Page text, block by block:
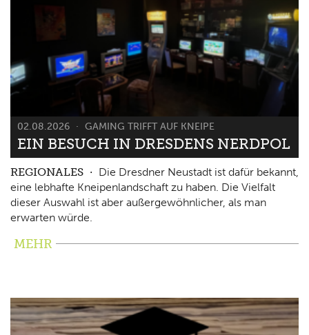
02.08.2026 GAMING TRIFFT AUF KNEIPE
EIN BESUCH IN DRESDENS NERDPOL
REGIONALES
Die Dresdner Neustadt ist dafür bekannt,
eine lebhafte Kneipenlandschaft zu haben. Die Vielfalt
dieser Auswahl ist aber außergewöhnlicher, als man
erwarten würde.
MEHR